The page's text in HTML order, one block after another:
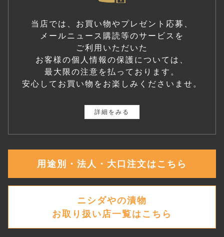
当店では、お買い物やプレゼント応募、
メールニュース購読等のサービスを
ご利用いただいた
お客様の個人情報の保護については、
最大限の注意を払っております。
安心してお買い物をお楽しみくださいませ。
詳細をみる
用途別・法人・大口注文はこちら
ニシダやの漬物
お取り扱い店一覧はこちら